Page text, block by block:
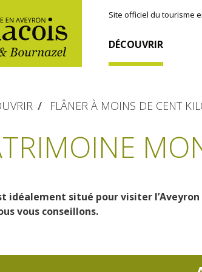
Site officiel du tourisme
DÉCOUVRIR
Les sites
La zone humide de
En vélo, à vtt
Hôtels et
de tourisme
La chataîgne
Recettes et
FLÂNER À MOINS DE CENT
idéalement situé pour visiter
vous conseillons.